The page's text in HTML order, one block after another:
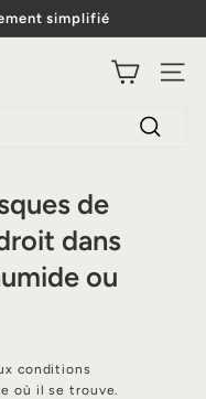
simplifié
de
dans
ou
conditions
où il se trouve.